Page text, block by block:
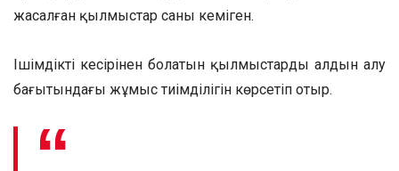
жасалған қылмыстар саны кеміген.
Ішімдіктің кесірінен болатын қылмыстардың алдын алу
бағытындағы жұмыс тиімділігін көрсетіп отыр.